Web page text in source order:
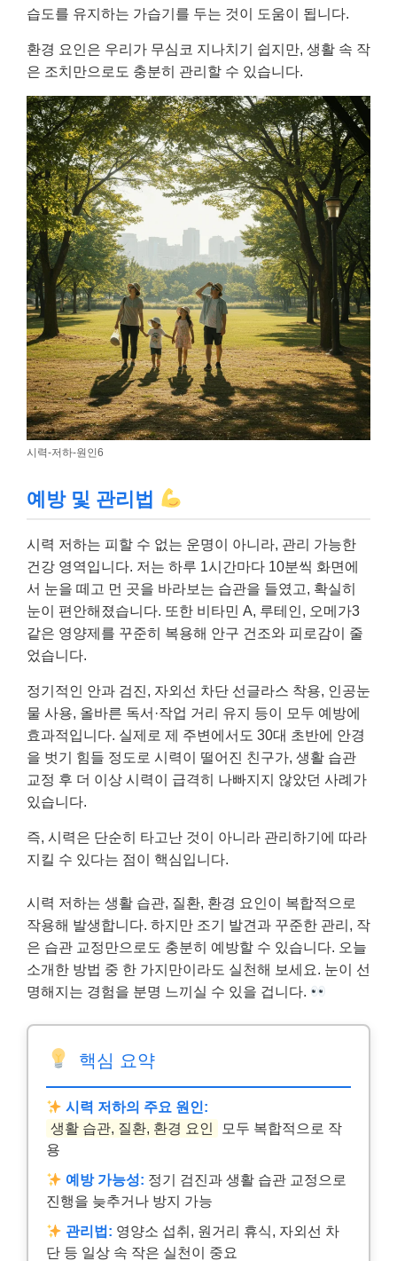
습도를 유지하는 가습기를 두는 것이 도움이 됩니다.
환경 요인은 우리가 무심코 지나치기 쉽지만, 생활 속 작
은 조치만으로도 충분히 관리할 수 있습니다.
시력-저하-원인6
예방 및 관리법
시력 저하는 피할 수 없는 운명이 아니라, 관리 가능한
건강 영역입니다. 저는 하루 1시간마다 10분씩 화면에
서 눈을 떼고 먼 곳을 바라보는 습관을 들였고, 확실히
눈이 편안해졌습니다. 또한 비타민 A, 루테인, 오메가3
같은 영양제를 꾸준히 복용해 안구 건조와 피로감이 줄
었습니다.
정기적인 안과 검진, 자외선 차단 선글라스 착용, 인공눈
물 사용, 올바른 독서·작업 거리 유지 등이 모두 예방에
효과적입니다. 실제로 제 주변에서도 30대 초반에 안경
을 벗기 힘들 정도로 시력이 떨어진 친구가, 생활 습관
교정 후 더 이상 시력이 급격히 나빠지지 않았던 사례가
있습니다.
즉, 시력은 단순히 타고난 것이 아니라 관리하기에 따라
지킬 수 있다는 점이 핵심입니다.
시력 저하는 생활 습관, 질환, 환경 요인이 복합적으로
작용해 발생합니다. 하지만 조기 발견과 꾸준한 관리, 작
은 습관 교정만으로도 충분히 예방할 수 있습니다. 오늘
소개한 방법 중 한 가지만이라도 실천해 보세요. 눈이 선
명해지는 경험을 분명 느끼실 수 있을 겁니다.
핵심 요약
시력 저하의 주요 원인:
생활 습관, 질환, 환경 요인
모두 복합적으로 작
용
예방 가능성: 정기 검진과 생활 습관 교정으로
진행을 늦추거나 방지 가능
관리법: 영양소 섭취, 원거리 휴식, 자외선 차
단 등 일상 속 작은 실천이 중요